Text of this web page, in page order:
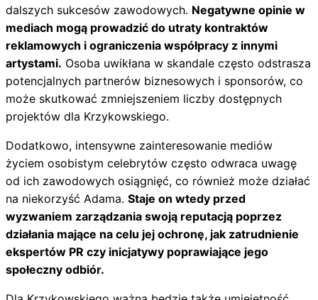
dalszych sukcesów zawodowych. Negatywne opinie w
mediach mogą prowadzić do utraty kontraktów
reklamowych i ograniczenia współpracy z innymi
artystami. Osoba uwikłana w skandale często odstrasza
potencjalnych partnerów biznesowych i sponsorów, co
może skutkować zmniejszeniem liczby dostępnych
projektów dla Krzykowskiego.
Dodatkowo, intensywne zainteresowanie mediów
życiem osobistym celebrytów często odwraca uwagę
od ich zawodowych osiągnięć, co również może działać
na niekorzyść Adama. Staje on wtedy przed
wyzwaniem zarządzania swoją reputacją poprzez
działania mające na celu jej ochronę, jak zatrudnienie
ekspertów PR czy inicjatywy poprawiające jego
społeczny odbiór.